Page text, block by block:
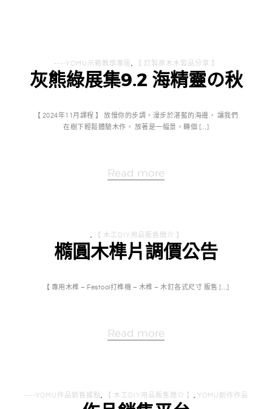
----YOMU示範教學專區 , 【 訂製原木木製品分享 】
灰熊綠展集9.2 海精靈の秋
【 2024年11月課程 】 放慢你的步調，漫步於湛藍的海邊， 讓我們
在樹下輕鬆體驗木作， 放著是一幅景，轉個 […]
Read more
., 【 木工DIY用品販售簡介 】
橢圓木榫片調價公告
【 專用木榫 – Festool打榫機 – 木榫 – 木釘各式尺寸 販售 […]
Read more
----YOMU作品銷售據點, 【 木工DIY用品販售簡介 】 , YOMU創作作品